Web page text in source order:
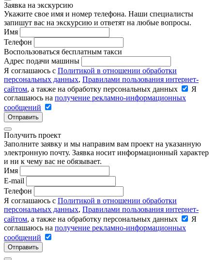
Заявка на экскурсию
Укажите свое имя и номер телефона. Наши специалисты
запишут вас на экскурсию и ответят на любые вопросы.
Имя
Телефон
Воспользоваться бесплатным такси
Адрес подачи машины
Я соглашаюсь с Политикой в отношении обработки
персональных данных, Правилами пользования интернет-
сайтом, а также на обработку персональных данных
Я
соглашаюсь на получение рекламно-информационных
сообщений
Отправить
Получить проект
Заполните заявку и мы направим вам проект на указанную
электронную почту. Заявка носит информационный характер
и ни к чему вас не обязывает.
Имя
E-mail
Телефон
Я соглашаюсь с Политикой в отношении обработки
персональных данных, Правилами пользования интернет-
сайтом, а также на обработку персональных данных
Я
соглашаюсь на получение рекламно-информационных
сообщений
Отправить